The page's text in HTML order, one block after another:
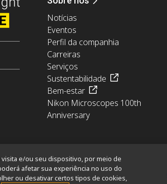
Notícias
Eventos
Perfil da companhia
Carreiras
Serviços
Sustentabilidade
Bem-estar
Nikon Microscopes 100th
Anniversary
e/ou seu dispositivo, por meio de
afetar sua experiência no uso do
ou desativar certos tipos de cookies,